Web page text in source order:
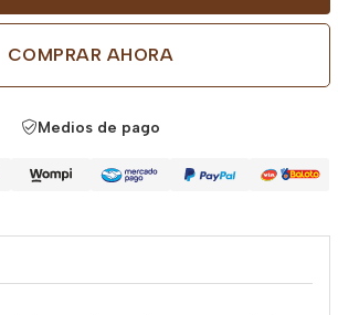
COMPRAR AHORA
Medios de pago